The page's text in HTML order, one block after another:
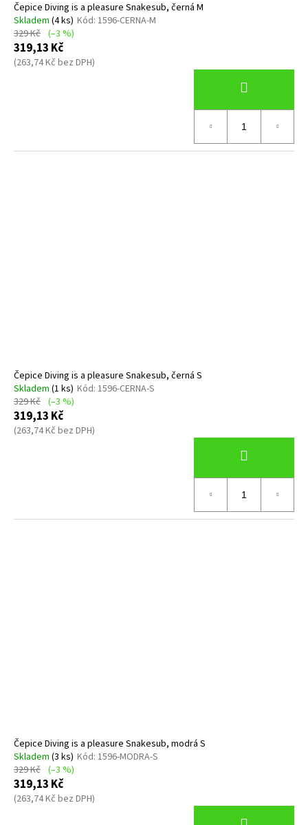
Čepice Diving is a pleasure Snakesub, černá M
Skladem (4 ks) Kód: 1596-CERNA-M
329 Kč (–3 %)
319,13 Kč
(263,74 Kč bez DPH)
Čepice Diving is a pleasure Snakesub, černá S
Skladem (1 ks) Kód: 1596-CERNA-S
329 Kč (–3 %)
319,13 Kč
(263,74 Kč bez DPH)
Čepice Diving is a pleasure Snakesub, modrá S
Skladem (3 ks) Kód: 1596-MODRA-S
329 Kč (–3 %)
319,13 Kč
(263,74 Kč bez DPH)